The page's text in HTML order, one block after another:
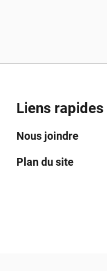
Liens rapides
Nous joindre
Plan du site